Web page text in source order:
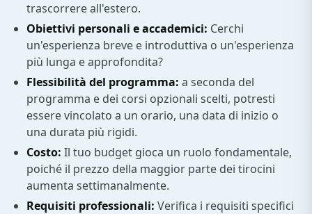
trascorrere all'estero.
Obiettivi personali e accademici: Cerchi
un'esperienza breve e introduttiva o un'esperienza
più lunga e approfondita?
Flessibilità del programma: a seconda del
programma e dei corsi opzionali scelti, potresti
essere vincolato a un orario, una data di inizio o
una durata più rigidi.
Costo: Il tuo budget gioca un ruolo fondamentale,
poiché il prezzo della maggior parte dei tirocini
aumenta settimanalmente.
Requisiti professionali: Verifica i requisiti specifici